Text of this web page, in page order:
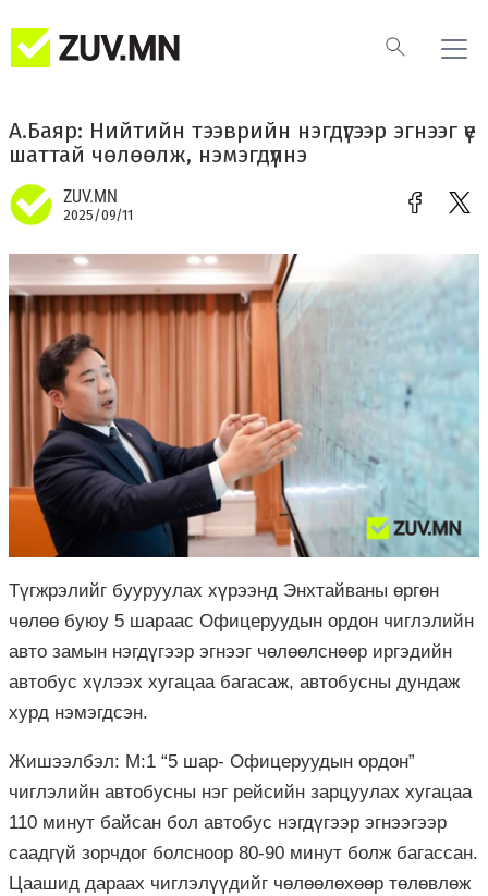
А.Баяр: Нийтийн тээврийн нэгдүгээр эгнээг үе
шаттай чөлөөлж, нэмэгдүүлнэ
ZUV.MN
2025/09/11
Түгжрэлийг бууруулах хүрээнд Энхтайваны өргөн
чөлөө буюу 5 шараас Офицеруудын ордон чиглэлийн
авто замын нэгдүгээр эгнээг чөлөөлснөөр иргэдийн
автобус хүлээх хугацаа багасаж, автобусны дундаж
хурд нэмэгдсэн.
Жишээлбэл: М:1 “5 шар- Офицеруудын ордон”
чиглэлийн автобусны нэг рейсийн зарцуулах хугацаа
110 минут байсан бол автобус нэгдүгээр эгнээгээр
саадгүй зорчдог болсноор 80-90 минут болж багассан.
Цаашид дараах чиглэлүүдийг чөлөөлөхөөр төлөвлөж